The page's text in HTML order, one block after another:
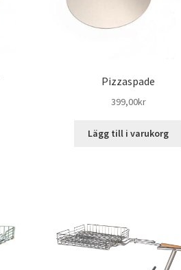
Pizzaspade
399,00kr
Lägg till i varukorg